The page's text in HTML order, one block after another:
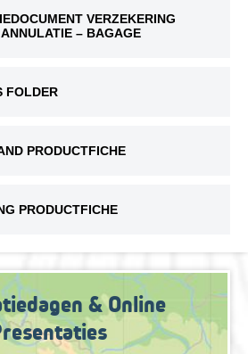
VERZEKERING
– BAGAGE
FOLDER
PRODUCTFICHE
PRODUCTFICHE
& Online